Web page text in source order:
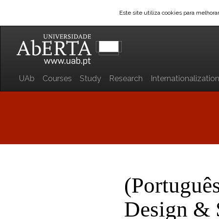
Este site utiliza cookies para
UAb Courses Study Research Internationalization
Design &